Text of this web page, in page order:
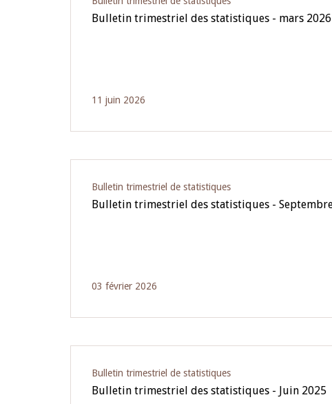
Bulletin trimestriel des statistiques - mars 2026
11 juin 2026
Bulletin trimestriel de statistiques
Bulletin trimestriel des statistiques -
03 février 2026
Bulletin trimestriel de statistiques
Bulletin trimestriel des statistiques - Juin 2025